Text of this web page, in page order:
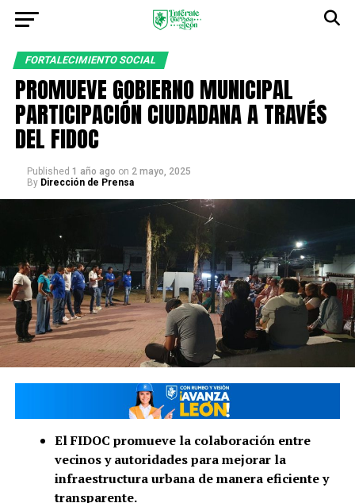
FORTALECIMIENTO SOCIAL
PROMUEVE GOBIERNO MUNICIPAL
PARTICIPACIÓN CIUDADANA A TRAVÉS
DEL FIDOC
Published 1 año ago on 2 mayo, 2025
By Dirección de Prensa
El FIDOC promueve la colaboración entre
vecinos y autoridades para mejorar la
infraestructura urbana de manera eficiente y
transparente.